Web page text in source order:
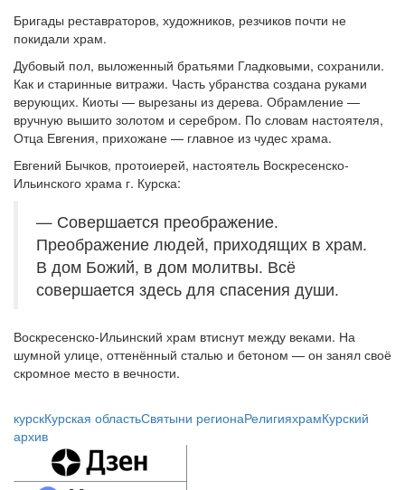
Бригады реставраторов, художников, резчиков почти не
покидали храм.
Дубовый пол, выложенный братьями Гладковыми, сохранили.
Как и старинные витражи. Часть убранства создана руками
верующих. Киоты — вырезаны из дерева. Обрамление —
вручную вышито золотом и серебром. По словам настоятеля,
Отца Евгения, прихожане — главное из чудес храма.
Евгений Бычков, протоиерей, настоятель Воскресенско-
Ильинского храма г. Курска:
— Совершается преображение.
Преображение людей, приходящих в храм.
В дом Божий, в дом молитвы. Всё
совершается здесь для спасения души.
Воскресенско-Ильинский храм втиснут между веками. На
шумной улице, оттенённый сталью и бетоном — он занял своё
скромное место в вечности.
курскКурская областьСвятыни регионаРелигияхрамКурский
архив